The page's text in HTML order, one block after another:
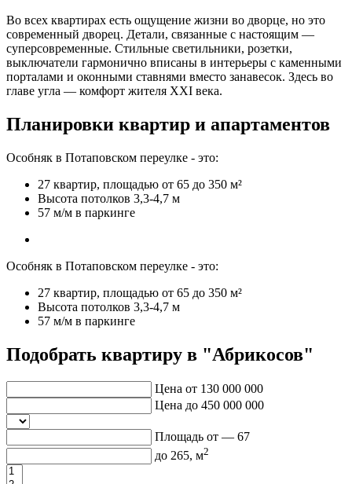
Во всех квартирах есть ощущение жизни во дворце, но это
современный дворец. Детали, связанные с настоящим —
суперсовременные. Стильные светильники, розетки,
выключатели гармонично вписаны в интерьеры с каменными
порталами и оконными ставнями вместо занавесок. Здесь во
главе угла — комфорт жителя XXI века.
Планировки квартир и апартаментов
Особняк в Потаповском переулке - это:
27 квартир, площадью от 65 до 350 м²
Высота потолков 3,3-4,7 м
57 м/м в паркинге
Особняк в Потаповском переулке - это:
27 квартир, площадью от 65 до 350 м²
Высота потолков 3,3-4,7 м
57 м/м в паркинге
Подобрать квартиру в "Абрикосов"
Цена от 130 000 000
Цена до 450 000 000
Площадь от — 67
до 265, м2